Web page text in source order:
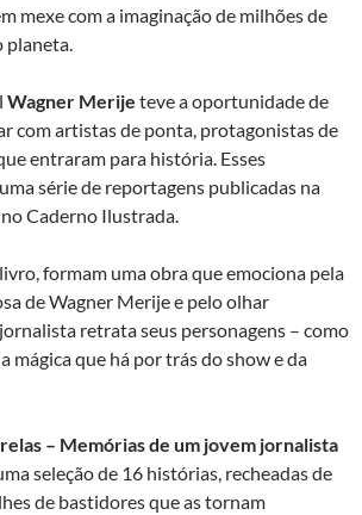
mexe com a imaginação de milhões de
planeta.
Wagner Merije teve a oportunidade de
com artistas de ponta, protagonistas de
entraram para história. Esses
série de reportagens publicadas na
no Caderno Ilustrada.
formam uma obra que emociona pela
de Wagner Merije e pelo olhar
retrata seus personagens – como
mágica que há por trás do show e da
– Memórias de um jovem jornalista
seleção de 16 histórias, recheadas de
de bastidores que as tornam